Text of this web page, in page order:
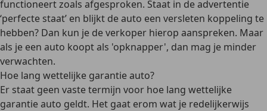
functioneert zoals afgesproken. Staat in de advertentie
‘perfecte staat’ en blijkt de auto een versleten koppeling te
hebben? Dan kun je de verkoper hierop aanspreken. Maar
als je een auto koopt als 'opknapper', dan mag je minder
verwachten.
Hoe lang wettelijke garantie auto?
Er staat geen vaste termijn voor hoe lang wettelijke
garantie auto geldt. Het gaat erom wat je redelijkerwijs